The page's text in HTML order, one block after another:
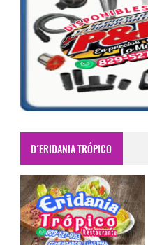
D´ERIDANIA TRÓPICO